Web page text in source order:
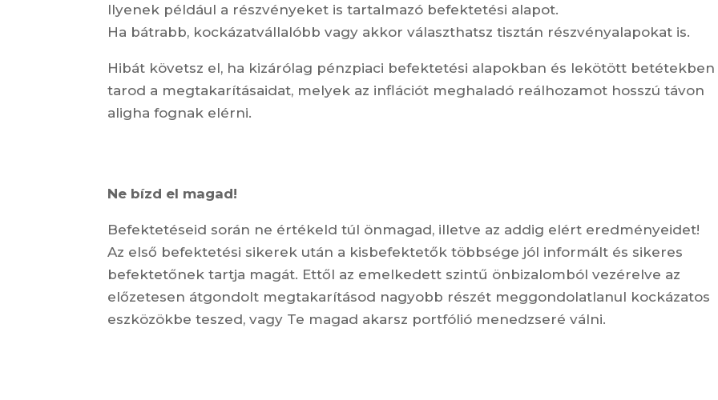
Ilyenek például a részvényeket is tartalmazó befektetési alapot.
Ha bátrabb, kockázatvállalóbb vagy akkor választhatsz tisztán részvényalapokat is.
Hibát követsz el, ha kizárólag pénzpiaci befektetési alapokban és lekötött betétekben
tarod a megtakarításaidat, melyek az inflációt meghaladó reálhozamot hosszú távon
aligha fognak elérni.
Ne bízd el magad!
Befektetéseid során ne értékeld túl önmagad, illetve az addig elért eredményeidet!
Az első befektetési sikerek után a kisbefektetők többsége jól informált és sikeres
befektetőnek tartja magát. Ettől az emelkedett szintű önbizalomból vezérelve az
előzetesen átgondolt megtakarításod nagyobb részét meggondolatlanul kockázatos
eszközökbe teszed, vagy Te magad akarsz portfólió menedzseré válni.